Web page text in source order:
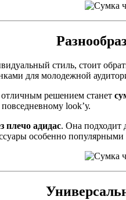
стиль, стоит
для молодежной
отличным решением станет
look’у.
плечо адидас. Она подходит
особенно